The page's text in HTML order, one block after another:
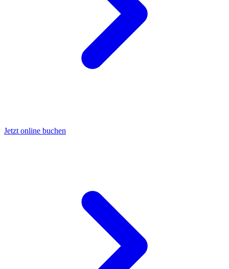
Jetzt online buchen